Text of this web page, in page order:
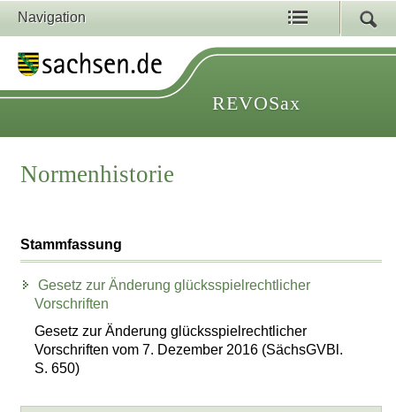
Navigation
REVOSax
Normenhistorie
Stammfassung
Gesetz zur Änderung glücksspielrechtlicher
Vorschriften
Gesetz zur Änderung glücksspielrechtlicher
Vorschriften vom 7. Dezember 2016 (SächsGVBl.
S. 650)